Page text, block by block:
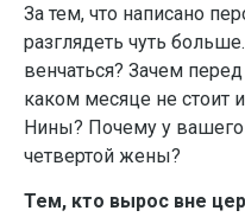
За тем, что написано
разглядеть чуть
венчаться? Зачем
каком месяце не стоит
Нины? Почему у
четвертой жены?
Тем, кто вырос вне